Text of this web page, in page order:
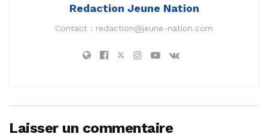
Redaction Jeune Nation
Contact : redaction@jeune-nation.com
Laisser un commentaire